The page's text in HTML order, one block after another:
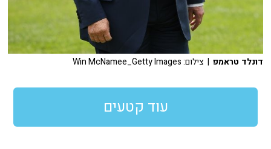
דונלד טראמפ | צילום: Win McNamee_Getty Images
עוד קטעים